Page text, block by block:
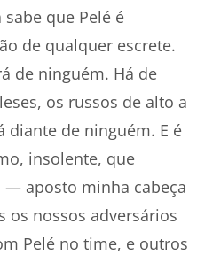
que Pelé é
de qualquer escrete.
de ninguém. Há de
os russos de alto a
diante de ninguém. E é
insolente, que
— aposto minha cabeça
os nossos adversários
Pelé no time, e outros